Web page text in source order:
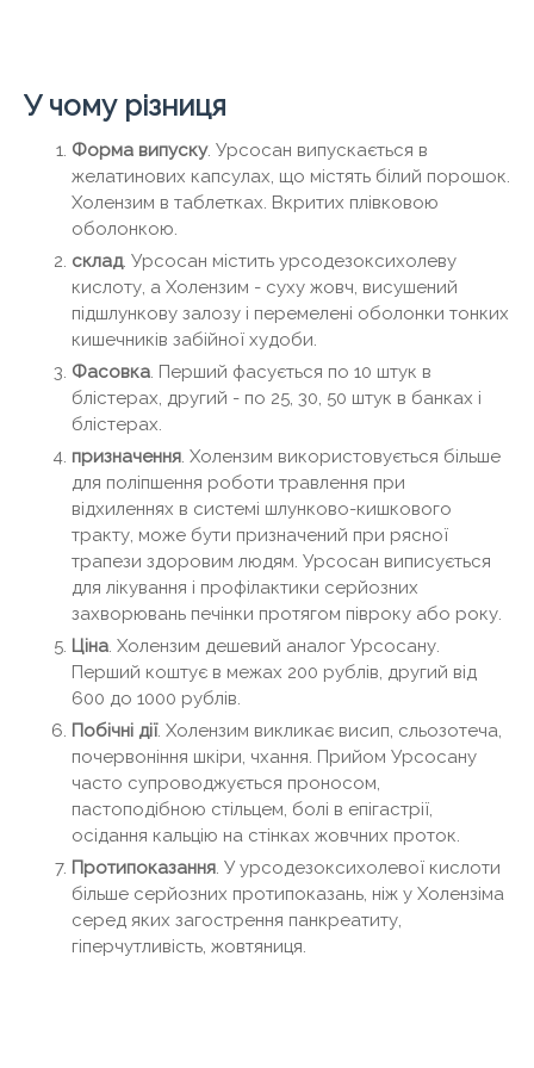
У чому різниця
Форма випуску. Урсосан випускається в
желатинових капсулах, що містять білий порошок.
Холензим в таблетках. Вкритих плівковою
оболонкою.
склад. Урсосан містить урсодезоксихолеву
кислоту, а Холензим - суху жовч, висушений
підшлункову залозу і перемелені оболонки тонких
кишечників забійної худоби.
Фасовка. Перший фасується по 10 штук в
блістерах, другий - по 25, 30, 50 штук в банках і
блістерах.
призначення. Холензим використовується більше
для поліпшення роботи травлення при
відхиленнях в системі шлунково-кишкового
тракту, може бути призначений при рясної
трапези здоровим людям. Урсосан виписується
для лікування і профілактики серйозних
захворювань печінки протягом півроку або року.
Ціна. Холензим дешевий аналог Урсосану.
Перший коштує в межах 200 рублів, другий від
600 до 1000 рублів.
Побічні дії. Холензим викликає висип, сльозотеча,
почервоніння шкіри, чхання. Прийом Урсосану
часто супроводжується проносом,
пастоподібною стільцем, болі в епігастрії,
осідання кальцію на стінках жовчних проток.
Протипоказання. У урсодезоксихолевої кислоти
більше серйозних протипоказань, ніж у Холензіма
серед яких загострення панкреатиту,
гіперчутливість, жовтяниця.